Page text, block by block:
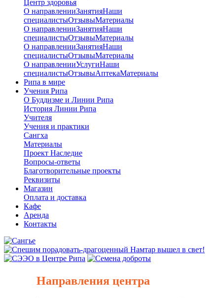
Центр здоровья
О направленииЗанятияНаши
специалистыОтзывыМатериалы
О направленииЗанятияНаши
специалистыОтзывыМатериалы
О направленииЗанятияНаши
специалистыОтзывыМатериалы
О направленииУслугиНаши
специалистыОтзывыАптекаМатериалы
Рипа в мире
Учения Рипа
О Буддизме и Линии Рипа
История Линии Рипа
Учителя
Учения и практики
Сангха
Материалы
Проект Наследие
Вопросы-ответы
Благотворительные проекты
Реквизиты
Магазин
Оплата и доставка
Кафе
Аренда
Контакты
Направления центра